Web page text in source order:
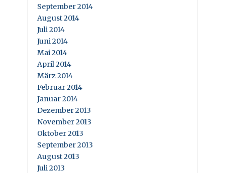
September 2014
August 2014
Juli 2014
Juni 2014
Mai 2014
April 2014
März 2014
Februar 2014
Januar 2014
Dezember 2013
November 2013
Oktober 2013
September 2013
August 2013
Juli 2013